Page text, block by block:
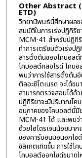
Other Abstract
ETD)
วิทยานิพนธ์นี้ศึกษาผล
สมบัติในการเร่งปฏิกิริ
MCM-41 สำหรับปฏิกิ
ทำการเตรียมตัวเร่งป
สารตั้งต้นของโคบอล
โคบอลต์คลอไรด์ โคบอ
พบว่าการใช้สารตั้งต้น
ติลอะซิโตเนรด จะได้ข
สามารถตรวจสอบได้ด้
ปฏิกิริยาจะมีปริมาณโค
อนุภาคของโคบอลต์นี้มี
MCM-41 ได้ และพบว่
ด้วยไฮโดรเจนน้อยมาก
ของคาร์บอนมอนอกไซ
ซิลิเกตเกิดขึ้น การใช้โ
โคบอลต์ออกไซด์ขนาด